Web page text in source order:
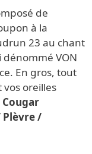
de
à la
23 au chant
dénommé VON
En gros, tout
oreilles
/